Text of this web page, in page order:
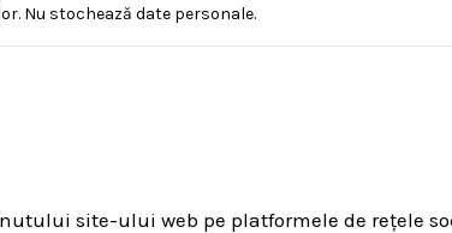
Nu stochează date personale.
site-ului web pe platformele de rețele